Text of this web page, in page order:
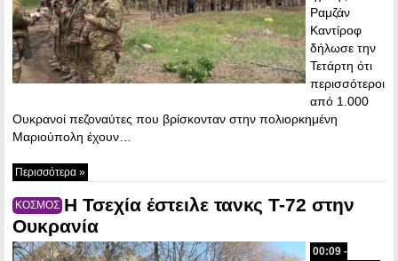
Ραμζάν
Καντίροφ
δήλωσε την
Τετάρτη ότι
περισσότεροι
από 1.000
Ουκρανοί πεζοναύτες που βρίσκονταν στην πολιορκημένη
Μαριούπολη έχουν…
Περισσότερα »
ΚΟΣΜΟΣ Η Τσεχία έστειλε τανκς T-72 στην
Ουκρανία
00:09 -